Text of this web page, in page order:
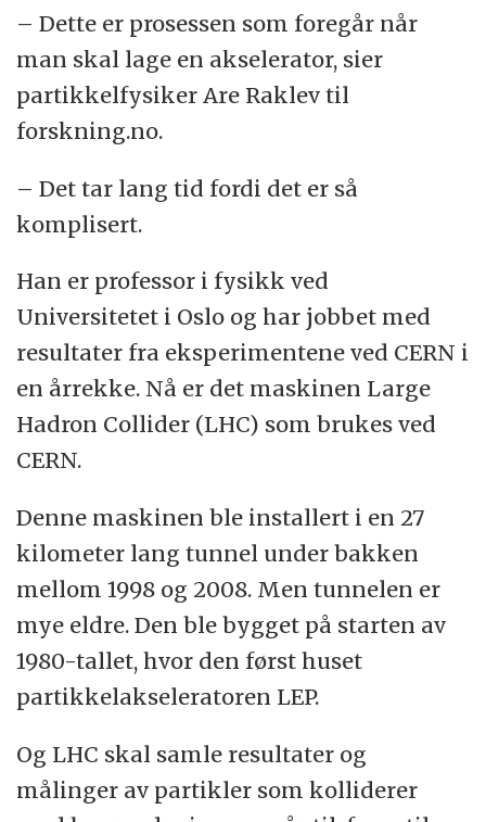
– Dette er prosessen som foregår når
man skal lage en akselerator, sier
partikkelfysiker Are Raklev til
forskning.no.
– Det tar lang tid fordi det er så
komplisert.
Han er professor i fysikk ved
Universitetet i Oslo og har jobbet med
resultater fra eksperimentene ved CERN i
en årrekke. Nå er det maskinen Large
Hadron Collider (LHC) som brukes ved
CERN.
Denne maskinen ble installert i en 27
kilometer lang tunnel under bakken
mellom 1998 og 2008. Men tunnelen er
mye eldre. Den ble bygget på starten av
1980-tallet, hvor den først huset
partikkelakseleratoren LEP.
Og LHC skal samle resultater og
målinger av partikler som kolliderer